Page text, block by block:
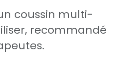
coussin multi-
recommandé